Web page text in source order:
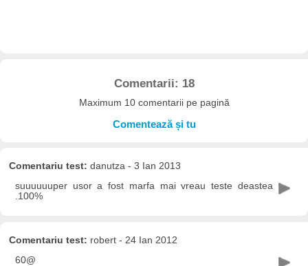
Comentarii: 18
Maximum 10 comentarii pe pagină
Comentează și tu
Comentariu test: danutza - 3 Ian 2013
suuuuuuper usor a fost marfa mai vreau teste deastea
.100%
Comentariu test: robert - 24 Ian 2012
60@